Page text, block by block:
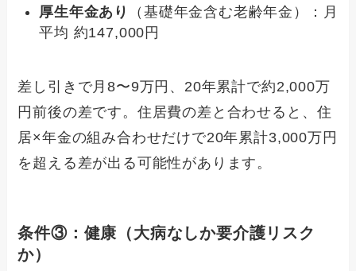
厚生年金あり
（基礎年金含む老齢年金）：月
平均 約147,000円
差し引きで月8〜9万円、20年累計で約2,000万
円前後の差です。住居費の差と合わせると、住
居×年金の組み合わせだけで20年累計3,000万円
を超える差が出る可能性があります。
条件③：健康（大病なしか要介護リスク
か）